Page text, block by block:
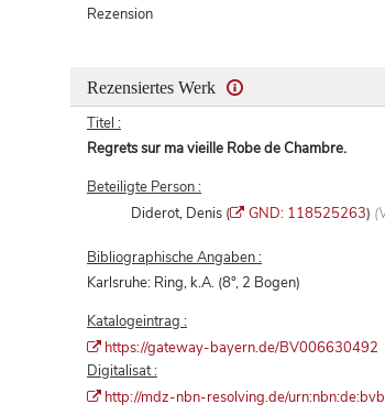
Rezension
Rezensiertes Werk
Titel :
Regrets sur ma vieille Robe de Chambre.
Beteiligte Person :
Diderot, Denis (
GND: 118525263)
Bibliographische Angaben :
Karlsruhe: Ring, k.A. (8°, 2 Bogen)
Katalogeintrag :
https://gateway-bayern.de/BV006630492
Digitalisat :
http://mdz-nbn-resolving.de/